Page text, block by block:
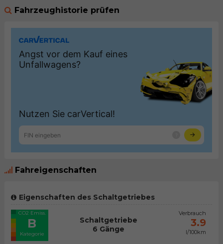
Fahrzeughistorie prüfen
Fahreigenschaften
Eigenschaften des Schaltgetriebes
CO2 Emiss.
B
Kategorie
Schaltgetriebe
6 Gänge
Verbrauch
3.9
l/100km